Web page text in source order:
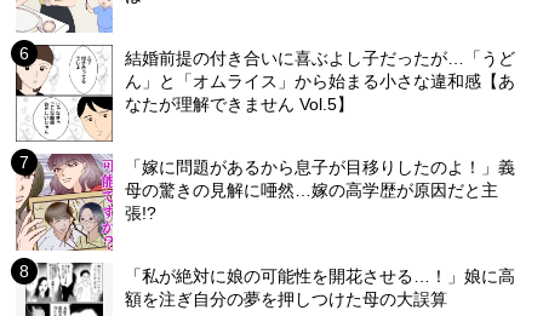
結婚前提の付き合いに喜ぶよし子だったが…「うど
ん」と「オムライス」から始まる小さな違和感【あ
なたが理解できません Vol.5】
「嫁に問題があるから息子が目移りしたのよ！」義
母の驚きの見解に唖然…嫁の高学歴が原因だと主
張!?
「私が絶対に娘の可能性を開花させる…！」娘に高
額を注ぎ自分の夢を押しつけた母の大誤算